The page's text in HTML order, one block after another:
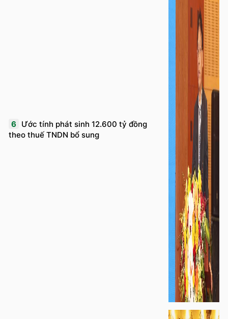
6 Ước tính phát sinh 12.600 tỷ đồng
theo thuế TNDN bổ sung